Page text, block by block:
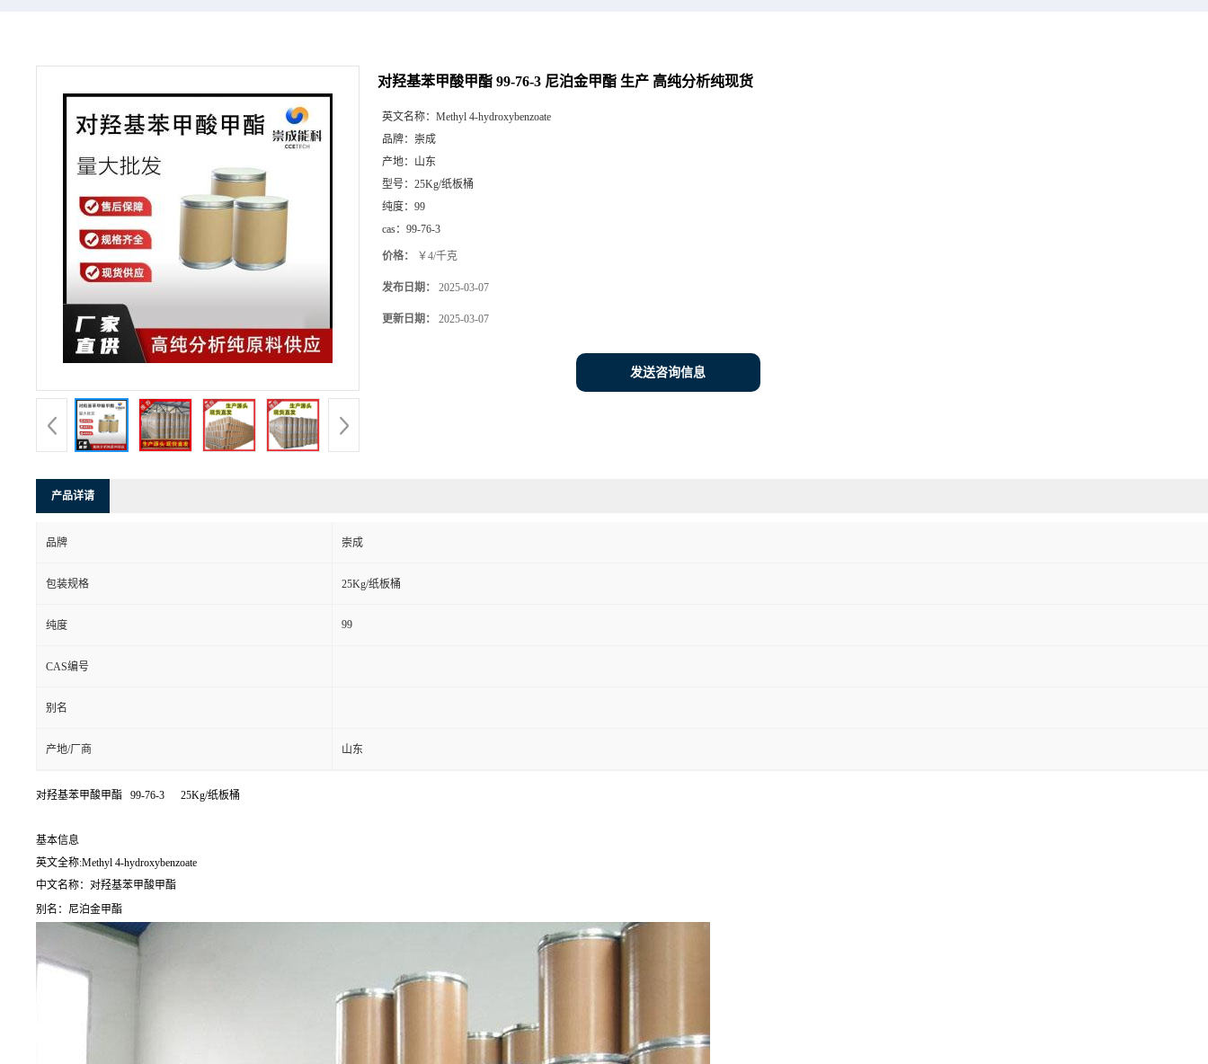
对羟基苯甲酸甲酯 99-76-3 尼泊金甲酯 生产 高纯分析纯现货
英文名称： Methyl 4-hydroxybenzoate
品牌： 崇成
产地： 山东
型号： 25Kg/纸板桶
纯度： 99
cas： 99-76-3
价格： ￥4/千克
发布日期： 2025-03-07
更新日期： 2025-03-07
发送咨询信息
产品详请
品牌 崇成
包装规格 25Kg/纸板桶
纯度 99
CAS编号
别名
产地/厂商 山东
对羟基苯甲酸甲酯 99-76-3 25Kg/纸板桶
基本信息
英文全称:Methyl 4-hydroxybenzoate
中文名称：对羟基苯甲酸甲酯
别名：尼泊金甲酯